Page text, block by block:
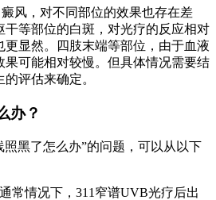
风，对不同部位的效果也存在差
干等部位的白斑，对光疗的反应相对
显然。四肢末端等部位，由于血液
果可能相对较慢。但具体情况需要结
评估来确定。
办？
照黑了怎么办”的问题，可以从以下
通常情况下，311窄谱UVB光疗后出